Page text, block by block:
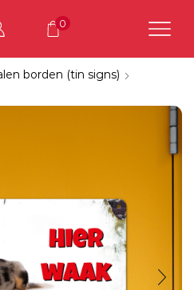
0
borden (tin signs)